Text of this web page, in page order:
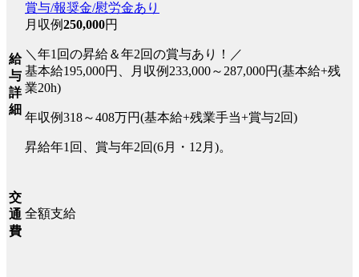
給
与
詳
細
賞与/報奨金/慰労金あり
月収例250,000円
＼年1回の昇給＆年2回の賞与あり！／
基本給195,000円、月収例233,000～287,000円(基本給+残
業20h)
年収例318～408万円(基本給+残業手当+賞与2回)
昇給年1回、賞与年2回(6月・12月)。
交
通
費
全額支給